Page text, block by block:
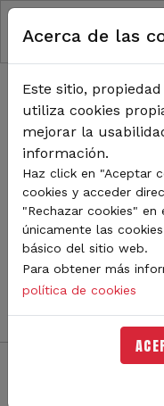
Pasar al contenido
RUTA DE
Inicio Noticias
TODA LA
Sigue de cerca todas
Aragón. Aquí
competiciones,
mucho más. Filtra
no te pierdas nada
Acerca de las
Este sitio, propiedad
utiliza cookies
mejorar la
información.
Haz click en "Aceptar
cookies y acceder
"Rechazar cookies"
únicamente las
básico del sitio web.
Para obtener más
política de cookies